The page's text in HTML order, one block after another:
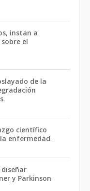
instan a
el
de la
.
científico
enfermedad .
y Parkinson.